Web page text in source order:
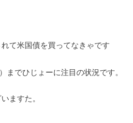
て米国債を買ってなきゃです
までひじょーに注目の状況です。
ますた。